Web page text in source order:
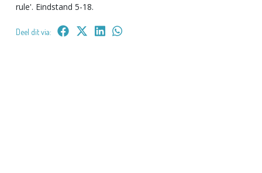
rule'. Eindstand 5-18.
Deel dit via: